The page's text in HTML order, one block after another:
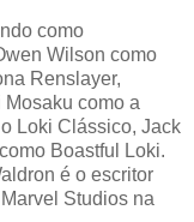
como
Wilson como
Renslayer,
como a
Loki Clássico, Jack
Boastful Loki.
é o escritor
Studios na